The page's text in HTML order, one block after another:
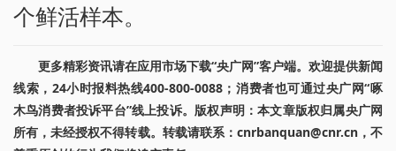
个鲜活样本。
更多精彩资讯请在应用市场下载“央广网”客户端。欢迎提供新闻
线索，24小时报料热线400-800-0088；消费者也可通过央广网“啄
木鸟消费者投诉平台”线上投诉。版权声明：本文章版权归属央广网
所有，未经授权不得转载。转载请联系：cnrbanquan@cnr.cn，不